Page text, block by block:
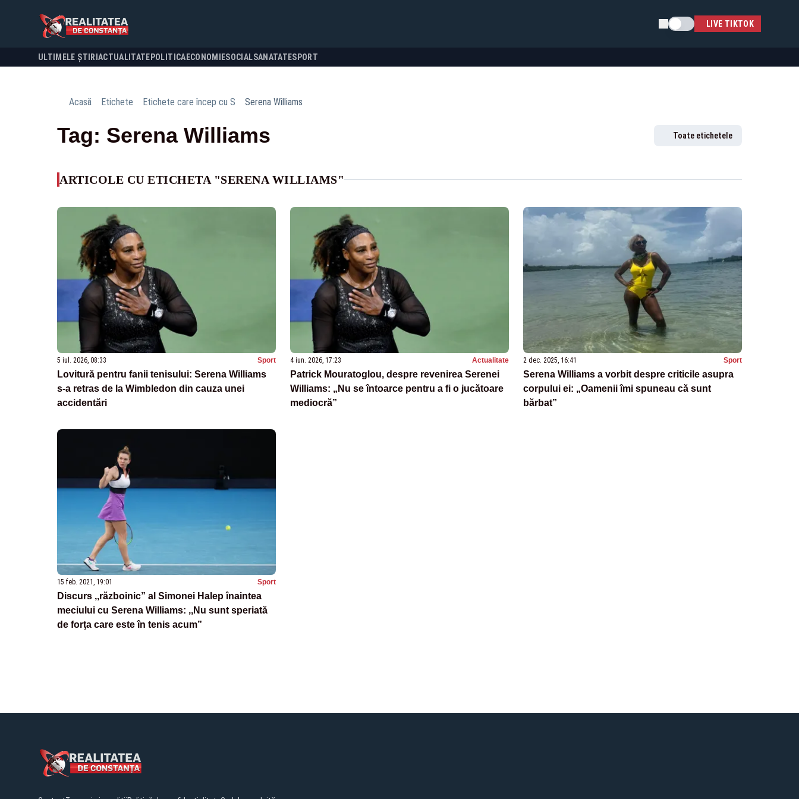
Schimba temaLIVE TIKTOK
ULTIMELE ȘTIRI ACTUALITATE POLITICA ECONOMIESOCIALSANATATESPORT
Acasă Etichete Etichete care încep cu S Serena Williams
Tag: Serena Williams Toate etichetele
ARTICOLE CU ETICHETA "SERENA WILLIAMS"
5 iul. 2026, 08:33 Sport
Lovitură pentru fanii tenisului: Serena Williams
s-a retras de la Wimbledon din cauza unei
accidentări
4 iun. 2026, 17:23 Actualitate
Patrick Mouratoglou, despre revenirea Serenei
Williams: „Nu se întoarce pentru a fi o jucătoare
mediocră”
2 dec. 2025, 16:41 Sport
Serena Williams a vorbit despre criticile asupra
corpului ei: „Oamenii îmi spuneau că sunt
bărbat”
15 feb. 2021, 19:01 Sport
Discurs ,,războinic” al Simonei Halep înaintea
meciului cu Serena Williams: ,,Nu sunt speriată
de forţa care este în tenis acum”